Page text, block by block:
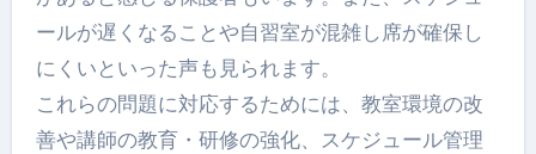
ールが遅くなることや自習室が混雑し席が確保し
にくいといった声も見られます。
これらの問題に対応するためには、教室環境の改
善や講師の教育・研修の強化、スケジュール管理